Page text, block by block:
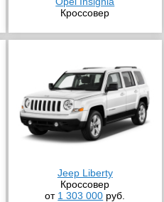
Кроссовер
Jeep Liberty
Кроссовер
от 1 303 000 руб.